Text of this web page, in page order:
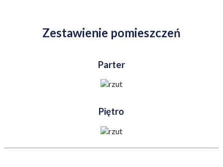
Zestawienie pomieszczeń
Parter
Piętro